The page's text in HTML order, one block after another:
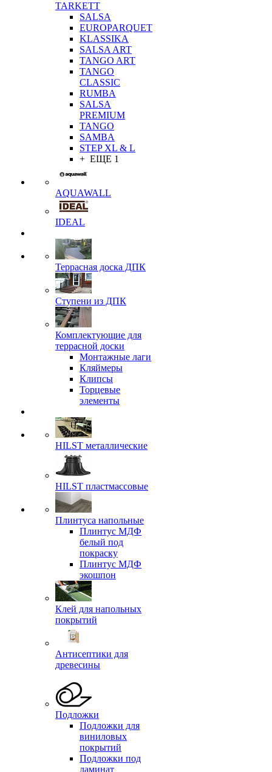
TARKETT
SALSA
EUROPARQUET
KLASSIKA
SALSA ART
TANGO ART
TANGO
CLASSIC
RUMBA
SALSA
PREMIUM
TANGO
SAMBA
STEP XL & L
+ ЕЩЕ 1
AQUAWALL
IDEAL
Террасная доска ДПК
Ступени из ДПК
Комплектующие для
террасной доски
Монтажные лаги
Кляймеры
Клипсы
Торцевые
элементы
HILST металлические
HILST пластмассовые
Плинтуса напольные
Плинтус МДФ
белый под
покраску
Плинтус МДФ
экошпон
Клей для напольных
покрытий
Антисептики для
древесины
Подложки
Подложки для
виниловых
покрытий
Подложки под
ламинат